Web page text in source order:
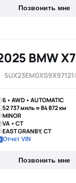
Позвонить мне
BMW X7
5UX23EM0XS9X97121
6 • AWD • AUTOMATIC
52 737 миль ≈ 84 872 км
MINOR
VA • CT
EAST GRANBY, CT
Отчет VIN
Позвонить мне